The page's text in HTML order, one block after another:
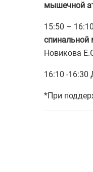
мышечной
15:50 – 16:10
спинальной
Новикова
16:10 -16:30
*При